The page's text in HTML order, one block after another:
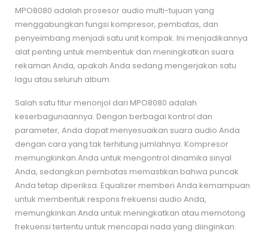
MPO8080 adalah prosesor audio multi-tujuan yang
menggabungkan fungsi kompresor, pembatas, dan
penyeimbang menjadi satu unit kompak. Ini menjadikannya
alat penting untuk membentuk dan meningkatkan suara
rekaman Anda, apakah Anda sedang mengerjakan satu
lagu atau seluruh album.
Salah satu fitur menonjol dari MPO8080 adalah
keserbagunaannya. Dengan berbagai kontrol dan
parameter, Anda dapat menyesuaikan suara audio Anda
dengan cara yang tak terhitung jumlahnya. Kompresor
memungkinkan Anda untuk mengontrol dinamika sinyal
Anda, sedangkan pembatas memastikan bahwa puncak
Anda tetap diperiksa. Equalizer memberi Anda kemampuan
untuk membentuk respons frekuensi audio Anda,
memungkinkan Anda untuk meningkatkan atau memotong
frekuensi tertentu untuk mencapai nada yang diinginkan.